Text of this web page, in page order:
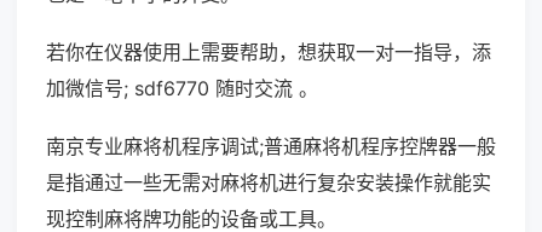
若你在仪器使用上需要帮助，想获取一对一指导，添
加微信号; sdf6770 随时交流 。
南京专业麻将机程序调试;普通麻将机程序控牌器一般
是指通过一些无需对麻将机进行复杂安装操作就能实
现控制麻将牌功能的设备或工具。